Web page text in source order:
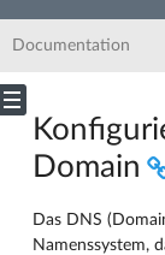
Documentation
Domain
Das DNS
Namenssystem,